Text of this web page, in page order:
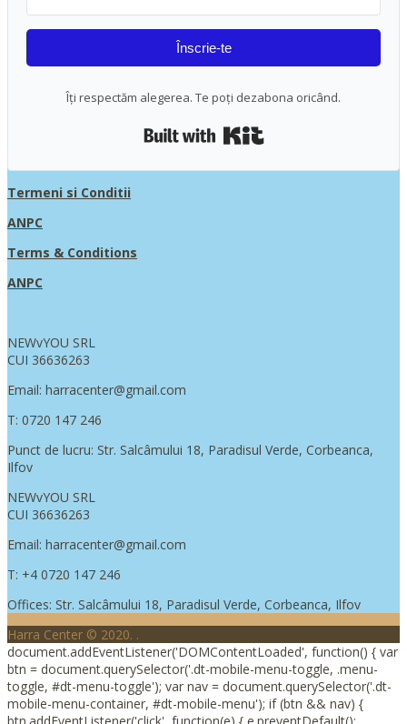
Înscrie-te
Îți respectăm alegerea. Te poți dezabona oricând.
Termeni si Conditii
ANPC
Terms & Conditions
ANPC
NEWvYOU SRL
CUI 36636263
Email: harracenter@gmail.com
T: 0720 147 246
Punct de lucru: Str. Salcâmului 18, Paradisul Verde, Corbeanca,
Ilfov
NEWvYOU SRL
CUI 36636263
Email: harracenter@gmail.com
T: +4 0720 147 246
Offices: Str. Salcâmului 18, Paradisul Verde, Corbeanca, Ilfov
Harra Center © 2020. .
document.addEventListener('DOMContentLoaded', function() { var
btn = document.querySelector('.dt-mobile-menu-toggle, .menu-
toggle, #dt-menu-toggle'); var nav = document.querySelector('.dt-
mobile-menu-container, #dt-mobile-menu'); if (btn && nav) {